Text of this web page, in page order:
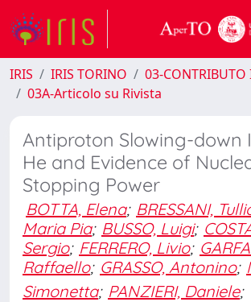
IRIS IRIS TORINO
03-CONTRIBUTO
03A-Articolo su Rivista
Antiproton Slowing-down
He and Evidence of
Stopping Power
BOTTA, Elena; BRESSANI,
Maria Pia; BUSSO, Luigi;
Sergio; FERRERO, Livio;
Raffaello; GRASSO, Antonino;
Simonetta; PANZIERI, Daniele;